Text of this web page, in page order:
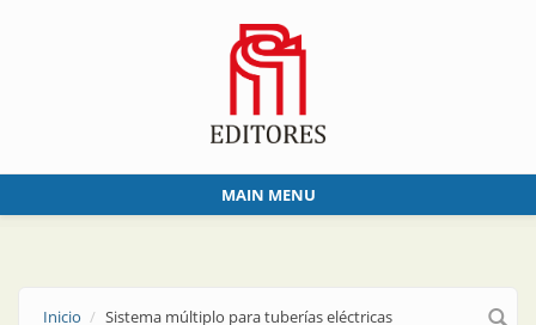
MAIN MENU
Inicio Sistema múltiplo para tuberías eléctricas